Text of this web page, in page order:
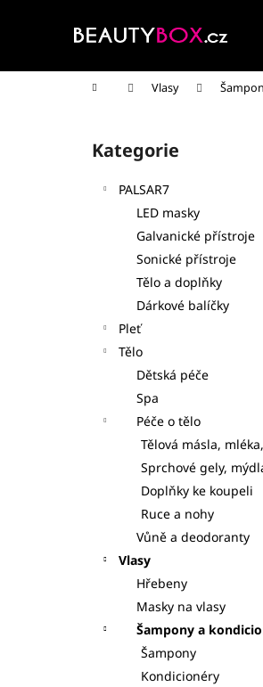
Domů Vlasy
Přeskočit
kategorie
Kategorie
PALSAR7
LED masky
Galvanické přístroje
Sonické přístroje
Tělo a doplňky
Dárkové balíčky
Pleť
Tělo
Dětská péče
Spa
Péče o tělo
Tělová másla,
Sprchové gely,
Doplňky ke koupeli
Ruce a nohy
Vůně a deodoranty
Vlasy
Hřebeny
Masky na vlasy
Šampony a
Šampony
Kondicionéry
í
Zpět
do
Zpět
do
PALSAR7 CESTOVNÍ
S DÁVKOVAČI 7KS
125 Kč